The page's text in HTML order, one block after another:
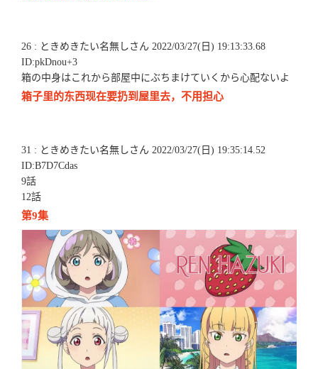
26 : ときめきたい名無しさん 2022/03/27(日) 19:13:33.68
ID:pkDnou+3
箱の中身はこれから部屋中にぶちまけていくから心配ないよ
箱子里的东西现在要扔到屋里去，不用担心
31 : ときめきたい名無しさん 2022/03/27(日) 19:35:14.52
ID:B7D7Cdas
9話
12話
第9集